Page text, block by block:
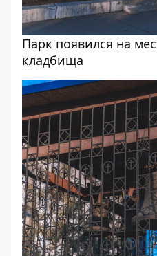
Парк появился на
кладбища